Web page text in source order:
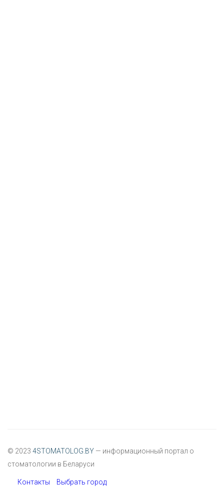
© 2023 4STOMATOLOG.BY — информационный портал о
стоматологии в Беларуси
Контакты Выбрать город